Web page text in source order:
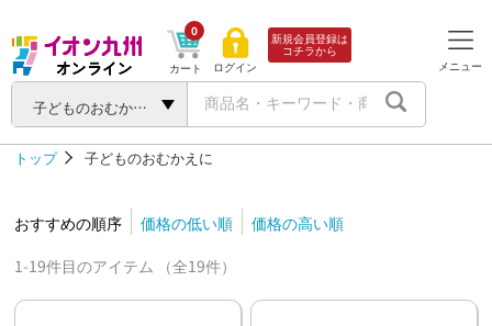
子どものおむかえに
カート
0
ログイン
新規会員登録は
コチラから
メニュー
トップ 子どものおむかえに
おすすめの順序 価格の低い順
価格の高い順
1-19件目のアイテム （全19件）